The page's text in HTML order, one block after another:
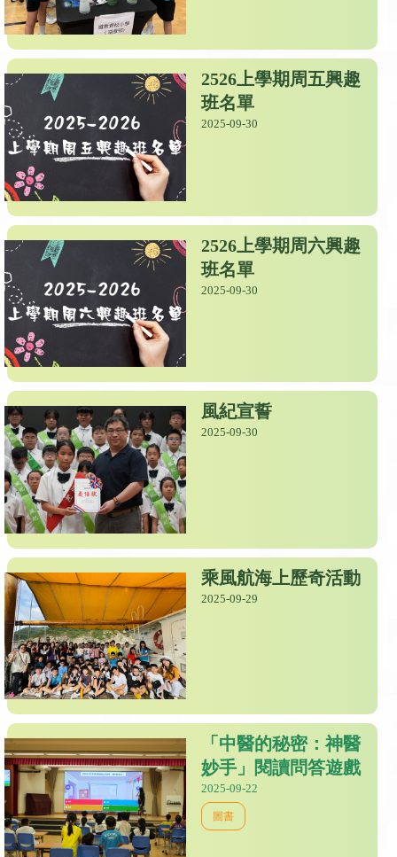
2526上學期周五興趣
班名單
2025-09-30
2526上學期周六興趣
班名單
2025-09-30
風紀宣誓
2025-09-30
乘風航海上歷奇活動
2025-09-29
「中醫的秘密：神醫
妙手」閱讀問答遊戲
2025-09-22
圖書